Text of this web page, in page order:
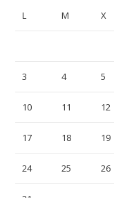
L
M X
3 4 5
10 11 12
17 18 19
24 25 26